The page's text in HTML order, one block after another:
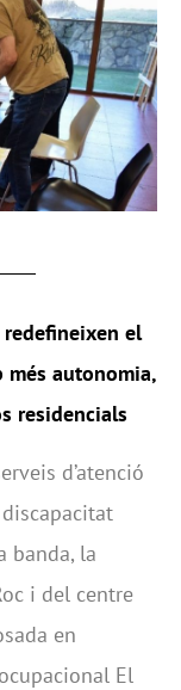
redefineixen el
més autonomia,
residencials
d’atenció
banda, la
i del centre
en
El